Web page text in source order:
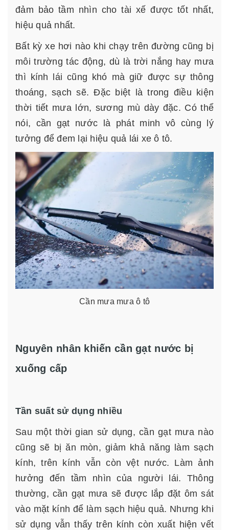
đảm bảo tầm nhìn cho tài xế được tốt nhất,
hiệu quả nhất.
Bất kỳ xe hơi nào khi chạy trên đường cũng bị
môi trường tác động, dù là trời nắng hay mưa
thì kính lái cũng khó mà giữ được sự thông
thoáng, sạch sẽ. Đặc biệt là trong điều kiện
thời tiết mưa lớn, sương mù dày đặc. Có thể
nói, cần gạt nước là phát minh vô cùng lý
tưởng để đem lại hiệu quả lái xe ô tô.
Cần mưa mưa ô tô
Nguyên nhân khiến cần gạt nước bị
xuống cấp
Tần suất sử dụng nhiều
Sau một thời gian sử dụng, cần gạt mưa nào
cũng sẽ bị ăn mòn, giảm khả năng làm sạch
kính, trên kính vẫn còn vệt nước. Làm ảnh
hưởng đến tầm nhìn của người lái. Thông
thường, cần gạt mưa sẽ được lắp đặt ôm sát
vào mặt kính để làm sạch hiệu quả. Nhưng khi
sử dụng vẫn thấy trên kính còn xuất hiện vết